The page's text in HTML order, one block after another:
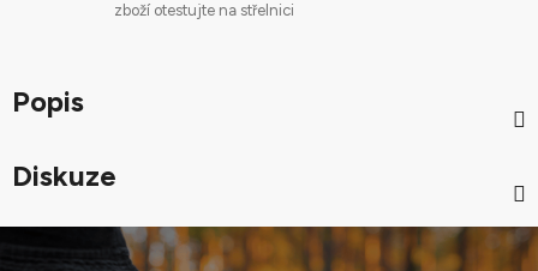
zboží otestujte na střelnici
Popis
Diskuze